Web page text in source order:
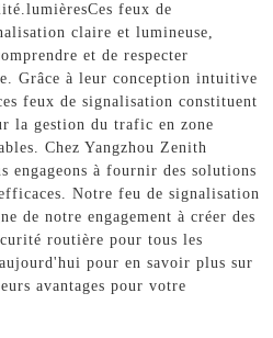
lumièresCes feux de
claire et lumineuse,
et de respecter
Grâce à leur conception intuitive
feux de signalisation constituent
la gestion du trafic en zone
Chez Yangzhou Zenith
à fournir des solutions
Notre feu de signalisation
de notre engagement à créer des
routière pour tous les
pour en savoir plus sur
avantages pour votre